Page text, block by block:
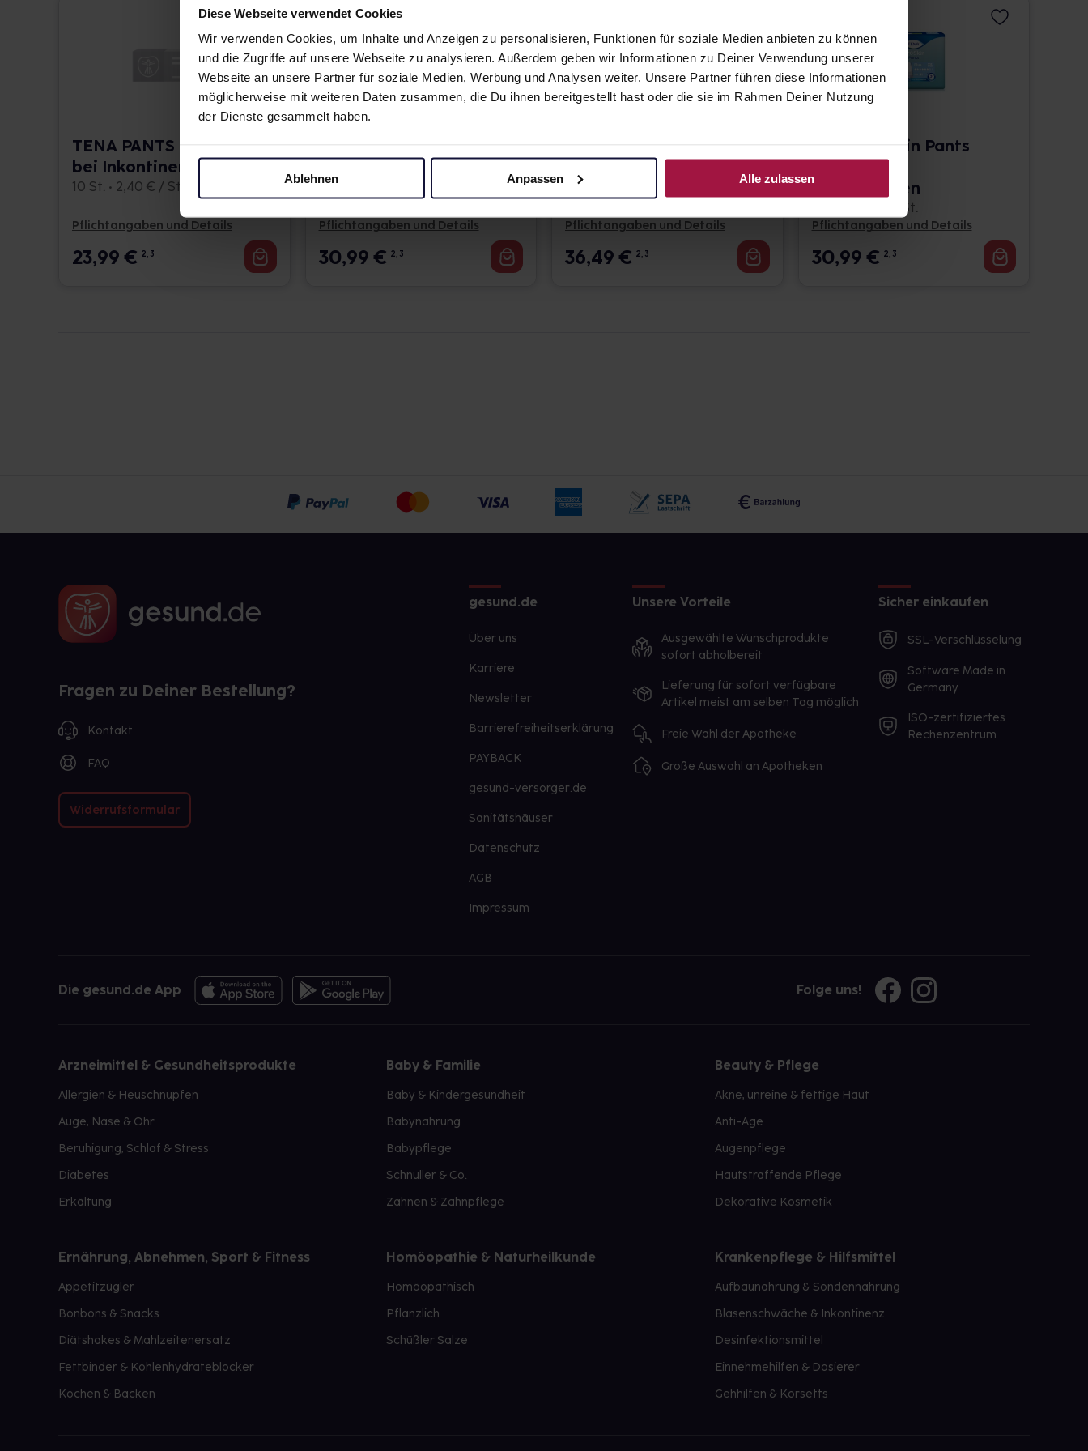
Diese Webseite verwendet Cookies
Wir verwenden Cookies, um Inhalte und Anzeigen zu personalisieren, Funktionen für soziale Medien anbieten zu können
und die Zugriffe auf unsere Webseite zu analysieren. Außerdem geben wir Informationen zu Deiner Verwendung unserer
Webseite an unsere Partner für soziale Medien, Werbung und Analysen weiter. Unsere Partner führen diese Informationen
möglicherweise mit weiteren Daten zusammen, die Du ihnen bereitgestellt hast oder die sie im Rahmen Deiner Nutzung
der Dienste gesammelt haben.
Ablehnen Anpassen Alle zulassen
TENA PANTS Plus L
bei Inkontinenz
10 St. • 2,40 € / St.
Pflichtangaben und Details
23,99€ 2, 3
Plus S | Einweghosen
14 St. • 2,21 € / St.
Pflichtangaben und Details
30,99€ 2, 3
Einweghosen
Pflichtangaben und Details
36,49€ 2, 3
TENA Proskin Pants
Einweghosen
14 St. • 2,21 € / St.
Pflichtangaben und Details
30,99€ 2, 3
Fragen zu Deiner Bestellung?
Kontakt
FAQ
Widerrufsformular
gesund.de
Über uns
Karriere
Newsletter
Barrierefreiheitserklärung
PAYBACK
gesund-versorger.de
Sanitätshäuser
Datenschutz
AGB
Impressum
Unsere Vorteile
Ausgewählte Wunschprodukte
sofort abholbereit
Lieferung für sofort verfügbare
Artikel meist am selben Tag möglich
Freie Wahl der Apotheke
Große Auswahl an Apotheken
Sicher einkaufen
SSL-Verschlüsselung
Software Made in
Germany
ISO-zertifiziertes
Rechenzentrum
Die gesund.de App Folge uns!
Arzneimittel & Gesundheitsprodukte
Allergien & Heuschnupfen
Auge, Nase & Ohr
Beruhigung, Schlaf & Stress
Diabetes
Erkältung
Baby & Familie
Baby & Kindergesundheit
Babynahrung
Babypflege
Schnuller & Co.
Zahnen & Zahnpflege
Beauty & Pflege
Akne, unreine & fettige Haut
Anti-Age
Augenpflege
Hautstraffende Pflege
Dekorative Kosmetik
Ernährung, Abnehmen, Sport & Fitness
Appetitzügler
Bonbons & Snacks
Diätshakes & Mahlzeitenersatz
Fettbinder & Kohlenhydrateblocker
Kochen & Backen
Homöopathie & Naturheilkunde
Homöopathisch
Pflanzlich
Schüßler Salze
Krankenpflege & Hilfsmittel
Aufbaunahrung & Sondennahrung
Blasenschwäche & Inkontinenz
Desinfektionsmittel
Einnehmehilfen & Dosierer
Gehhilfen & Korsetts